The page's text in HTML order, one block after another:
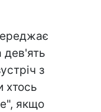
дев'ять
з
хтось
якщо